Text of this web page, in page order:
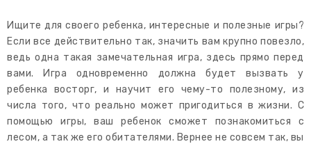
Ищите для своего ребенка, интересные и полезные игры?
Если все действительно так, значить вам крупно повезло,
ведь одна такая замечательная игра, здесь прямо перед
вами. Игра одновременно должна будет вызвать у
ребенка восторг, и научит его чему-то полезному, из
числа того, что реально может пригодиться в жизни. С
помощью игры, ваш ребенок сможет познакомиться с
лесом, а так же его обитателями. Вернее не совсем так, вы